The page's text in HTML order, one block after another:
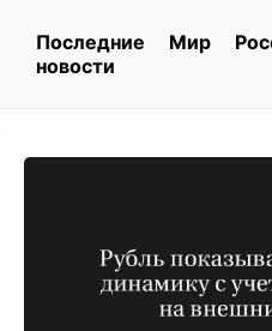
Последние
новости
Мир